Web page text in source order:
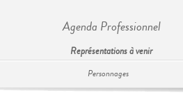
Agenda Professionnel
Représentations à venir
Personnages